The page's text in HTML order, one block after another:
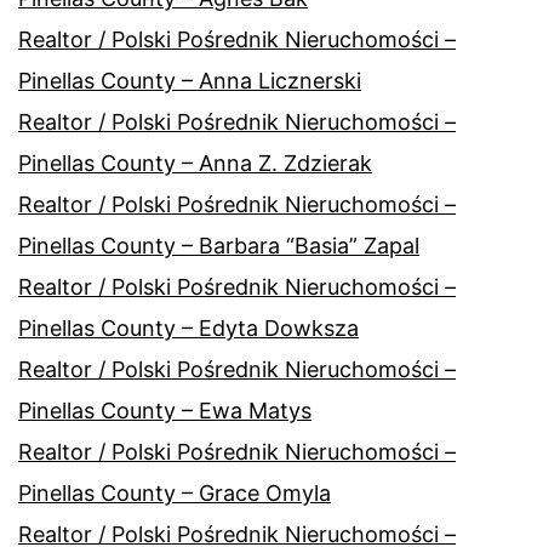
Realtor / Polski Pośrednik Nieruchomości –
Pinellas County – Anna Licznerski
Realtor / Polski Pośrednik Nieruchomości –
Pinellas County – Anna Z. Zdzierak
Realtor / Polski Pośrednik Nieruchomości –
Pinellas County – Barbara “Basia” Zapal
Realtor / Polski Pośrednik Nieruchomości –
Pinellas County – Edyta Dowksza
Realtor / Polski Pośrednik Nieruchomości –
Pinellas County – Ewa Matys
Realtor / Polski Pośrednik Nieruchomości –
Pinellas County – Grace Omyla
Realtor / Polski Pośrednik Nieruchomości –